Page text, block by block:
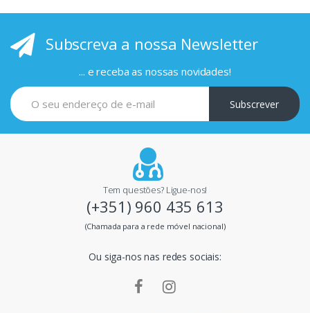
i
p
Subscreva a nossa Newsletter
... e receba as nossas novidades!
Subscrever
Tem questões? Ligue-nos!
(+351) 960 435 613
(Chamada para a rede móvel nacional)
Ou siga-nos nas redes sociais: